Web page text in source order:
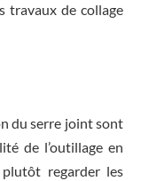
travaux de collage
du serre joint sont
de l’outillage en
regarder les